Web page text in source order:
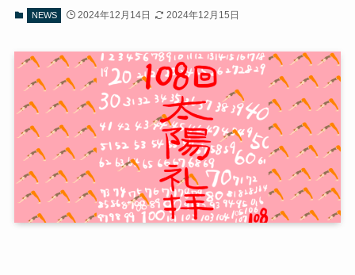
NEWS 2024年12月14日 2024年12月15日